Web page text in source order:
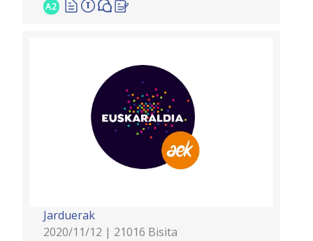
A2
Jarduerak
2020/11/12 | 21016 Bisita